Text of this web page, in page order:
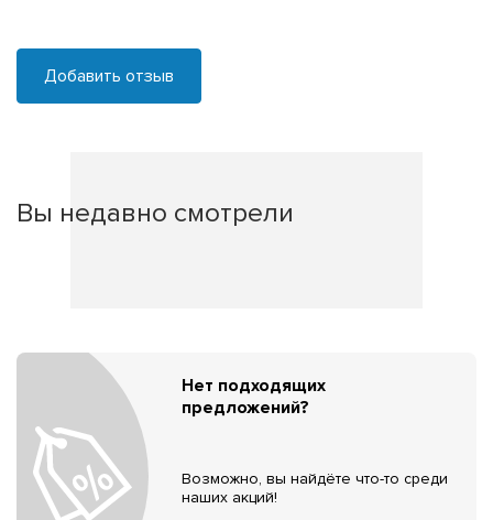
Добавить отзыв
Вы недавно смотрели
Нет подходящих
предложений?
Возможно, вы найдёте что-то среди
наших акций!